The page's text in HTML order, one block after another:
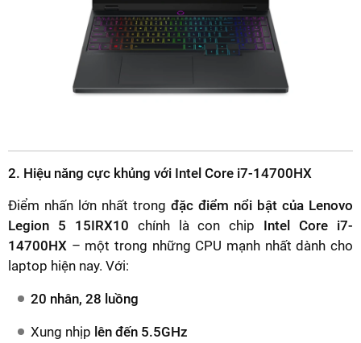
2. Hiệu năng cực khủng với Intel Core i7-14700HX
Điểm nhấn lớn nhất trong đặc điểm nổi bật của Lenovo
Legion 5 15IRX10 chính là con chip Intel Core i7-
14700HX – một trong những CPU mạnh nhất dành cho
laptop hiện nay. Với:
20 nhân, 28 luồng
Xung nhịp lên đến 5.5GHz